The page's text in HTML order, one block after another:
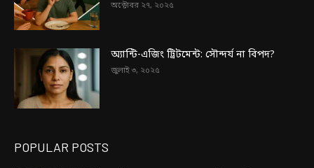
অক্টোবর ২৭, ২০২৫
অ্যান্টি-এজিং ট্রিটমেন্ট: সৌন্দর্য না বিপদ?
জুলাই ৩, ২০২৫
POPULAR POSTS